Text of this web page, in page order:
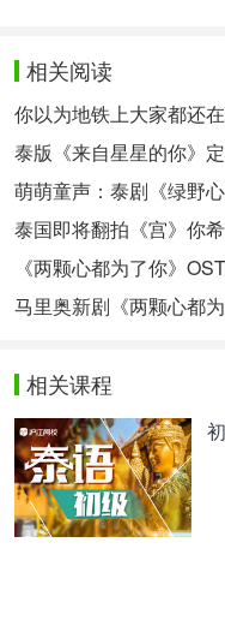
相关阅读
你以为地铁上大家都还
泰版《来自星星的你》
萌萌童声：泰剧《绿野
泰国即将翻拍《宫》你
《两颗心都为了你》
马里奥新剧《两颗心都
相关课程